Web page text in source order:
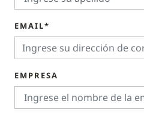
EMAIL*
EMPRESA